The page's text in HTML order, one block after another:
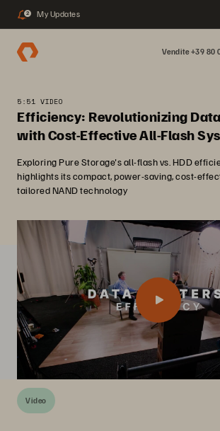
2 My Updates
Vendite +39 80
5:51 VIDEO
Efficiency: Revolutionizing
with Cost-Effective All-Flash
Exploring Pure Storage's all-flash vs. HDD
highlights its compact, power-saving, cost-
tailored NAND technology
Video